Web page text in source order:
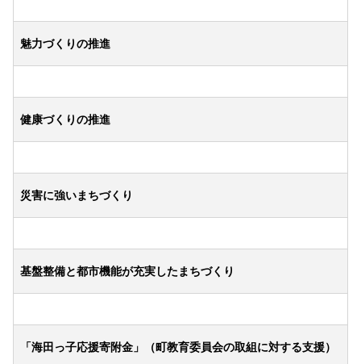
魅力づくりの推進
健康づくりの推進
災害に強いまちづくり
基盤整備と都市機能が充実したまちづくり
「海田っ子応援寄附金」（町教育委員会の取組に対する支援）